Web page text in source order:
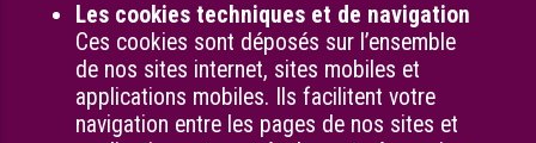
Les cookies techniques et de navigation
Ces cookies sont déposés sur l’ensemble
de nos sites internet, sites mobiles et
applications mobiles. Ils facilitent votre
navigation entre les pages de nos sites et